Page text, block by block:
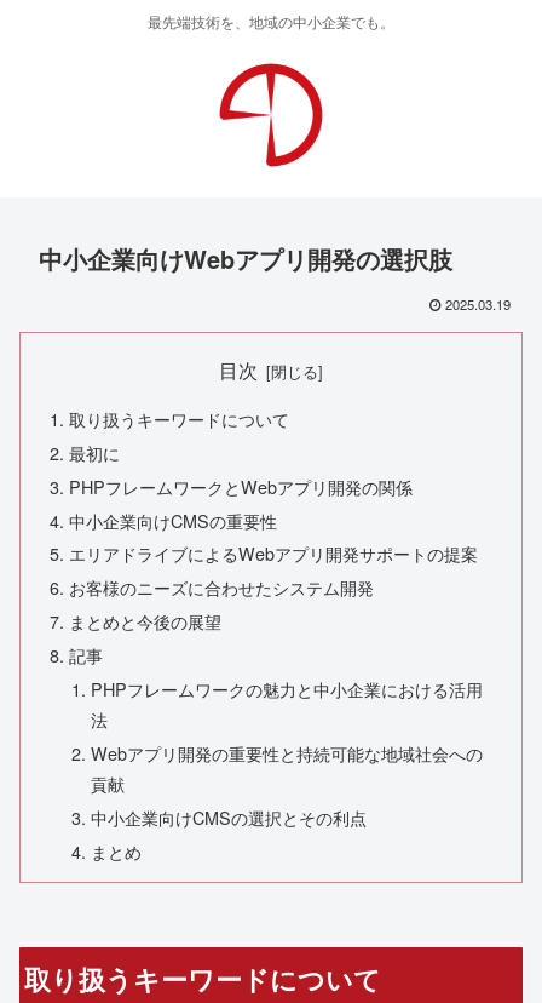
最先端技術を、地域の中小企業でも。
中小企業向けWebアプリ開発の選択肢
2025.03.19
目次
取り扱うキーワードについて
最初に
PHPフレームワークとWebアプリ開発の関係
中小企業向けCMSの重要性
エリアドライブによるWebアプリ開発サポートの提案
お客様のニーズに合わせたシステム開発
まとめと今後の展望
記事
PHPフレームワークの魅力と中小企業における活用
法
Webアプリ開発の重要性と持続可能な地域社会への
貢献
中小企業向けCMSの選択とその利点
まとめ
取り扱うキーワードについて